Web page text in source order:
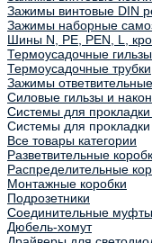
Зажимы винтовые DIN
Зажимы наборные
Шины N, PE, PEN, L,
Термоусадочные гильзы
Термоусадочные трубки
Зажимы ответвительные
Силовые гильзы и
Системы для прокладки
Системы для прокладки
Все товары категории
Разветвительные
Распределительные
Монтажные коробки
Подрозетники
Соединительные муфты
Дюбель-хомут